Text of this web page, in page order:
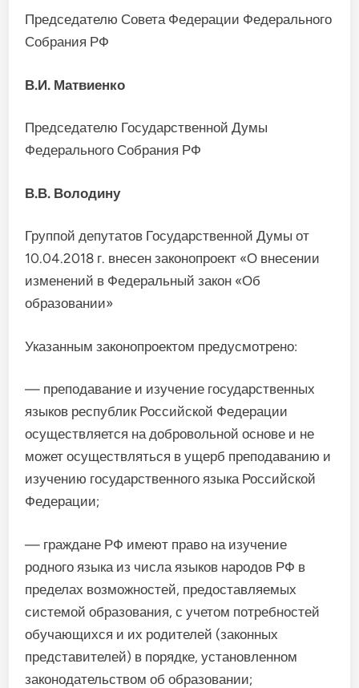
Председателю Совета Федерации Федерального
Собрания РФ
В.И. Матвиенко
Председателю Государственной Думы
Федерального Собрания РФ
В.В. Володину
Группой депутатов Государственной Думы от
10.04.2018 г. внесен законопроект «О внесении
изменений в Федеральный закон «Об
образовании»
Указанным законопроектом предусмотрено:
— преподавание и изучение государственных
языков республик Российской Федерации
осуществляется на добровольной основе и не
может осуществляться в ущерб преподаванию и
изучению государственного языка Российской
Федерации;
— граждане РФ имеют право на изучение
родного языка из числа языков народов РФ в
пределах возможностей, предоставляемых
системой образования, с учетом потребностей
обучающихся и их родителей (законных
представителей) в порядке, установленном
законодательством об образовании;